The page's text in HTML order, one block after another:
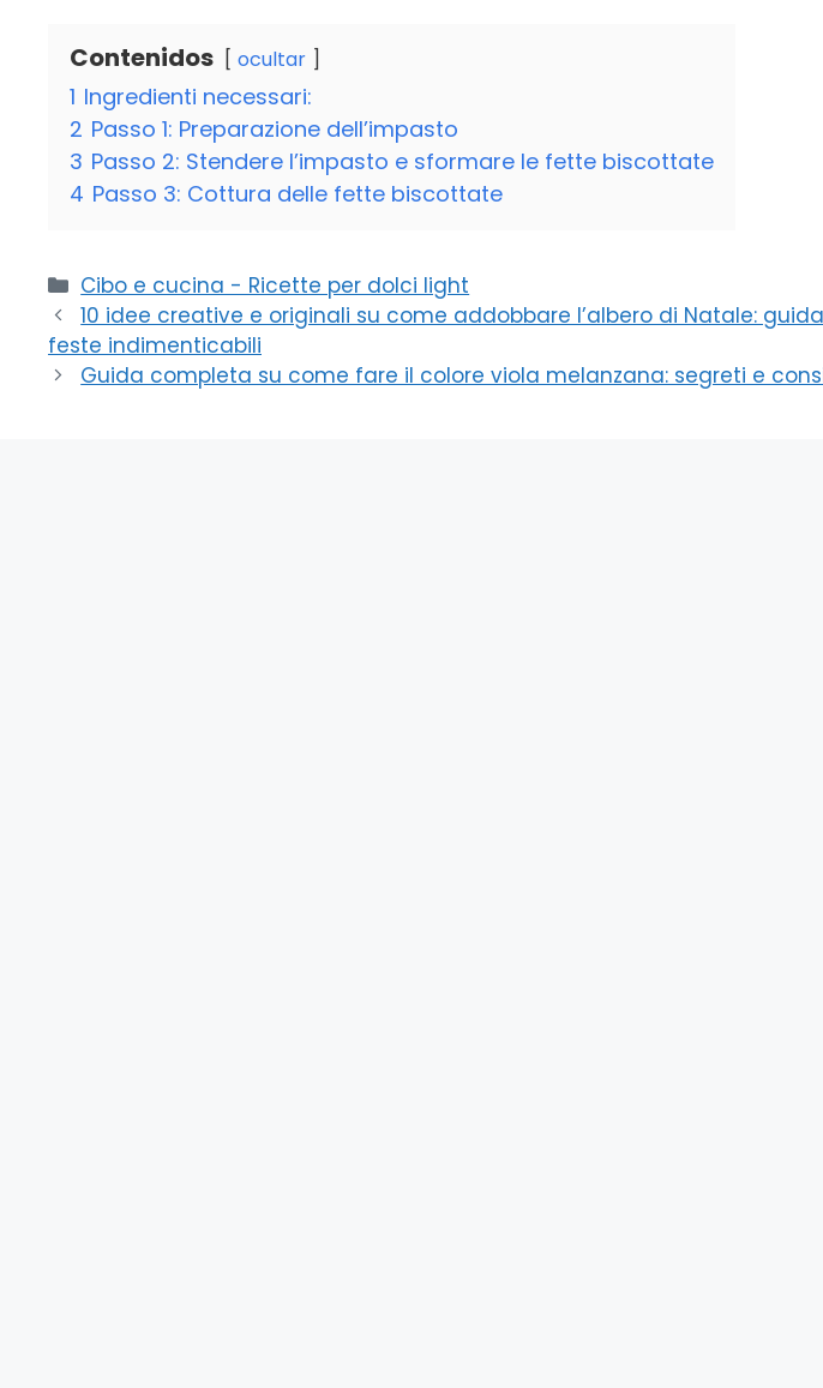
Contenidos ocultar
1 Ingredienti necessari:
2 Passo 1: Preparazione dell’impasto
3 Passo 2: Stendere l’impasto e sformare le fette biscottate
4 Passo 3: Cottura delle fette biscottate
Categorie
Cibo e cucina - Ricette per dolci light
10 idee creative e originali su come addobbare l’albero di Natale:
feste indimenticabili
Guida completa su come fare il colore viola melanzana: segreti e